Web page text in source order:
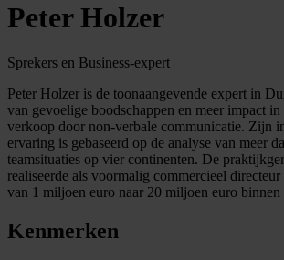
Peter Holzer
Sprekers en Business-expert
Peter Holzer is de toonaangevende expert in
van gevoelige boodschappen en meer impact in
verkoop door non-verbale communicatie. Zijn
ervaring is gebaseerd op de analyse van meer
teamsituaties op vier continenten. De
realiseerde als voormalig commercieel
van 1 miljoen euro naar 20 miljoen euro binnen
Kenmerken